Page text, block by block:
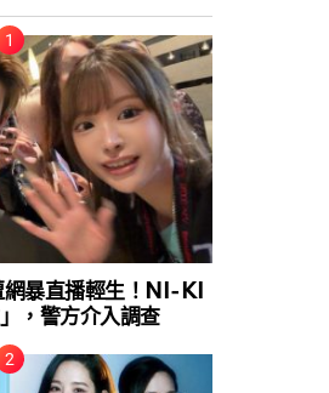
暴直播輕生！NI-KI
，警方介入調查